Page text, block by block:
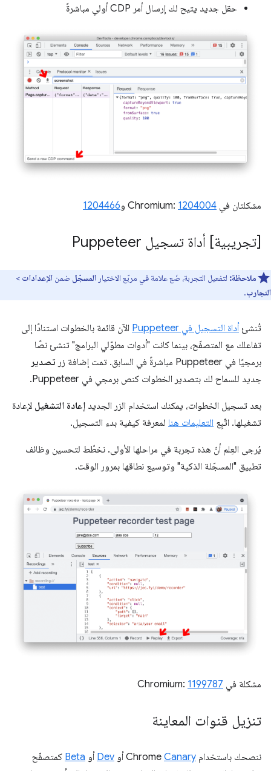
حقل جديد يتيح لك إرسال أمر CDP أولي مباشرةً
مشكلتان في Chromium: 1204004 و1204466
[تجريبية] أداة تسجيل Puppeteer
ملاحظة: لتفعيل التجربة، ضَع علامة في مربّع الاختيار المسجّل ضمن الإعدادات >
التجارب.
تُنشئ أداة التسجيل في Puppeteer
الآن قائمة بالخطوات استنادًا إلى
تفاعلك مع المتصفّح، بينما كانت "أدوات مطوّلي البرامج" تنشئ نصًا
برمجيًا في Puppeteer مباشرةً في السابق. تمت إضافة زر
تصدير
جديد للسماح لك بتصدير الخطوات كنص برمجي في Puppeteer.
بعد تسجيل الخطوات، يمكنك استخدام الزر الجديد إعادة التشغيل لإعادة
تشغيلها. اتّبِع التعليمات هنا لمعرفة كيفية بدء التسجيل.
يُرجى العِلم أنّ هذه تجربة في مراحلها الأولى. نخطّط لتحسين وظائف
تطبيق "المسجّلة الذكية" وتوسيع نطاقها بمرور الوقت.
مشكلة في Chromium: 1199787
تنزيل قنوات المعاينة
ننصحك باستخدام Chrome Canary أو Dev أو Beta كمتصفّح